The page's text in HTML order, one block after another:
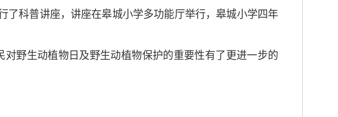
科普讲座，讲座在皋城小学多功能厅举行，皋城小学四年
野生动植物日及野生动植物保护的重要性有了更进一步的